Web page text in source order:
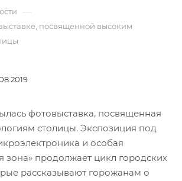
—
посвященной высоким
фотовыставка, посвященная
столицы. Экспозиция под
и особая
зона» продолжает цикл городских
рассказывают горожанам о